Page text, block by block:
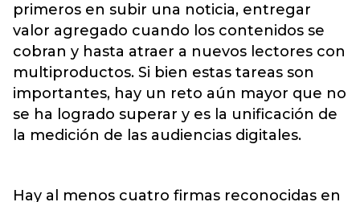
primeros en subir una noticia, entregar
valor agregado cuando los contenidos se
cobran y hasta atraer a nuevos lectores con
multiproductos. Si bien estas tareas son
importantes, hay un reto aún mayor que no
se ha logrado superar y es la unificación de
la medición de las audiencias digitales.
Hay al menos cuatro firmas reconocidas en